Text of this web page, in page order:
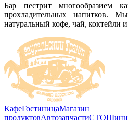
Бар пестрит многообразием
прохладительных напитков.
натуральный кофе, чай, коктейли
КафеГостиницаМагазин
продуктовАвтозапчастиСТО